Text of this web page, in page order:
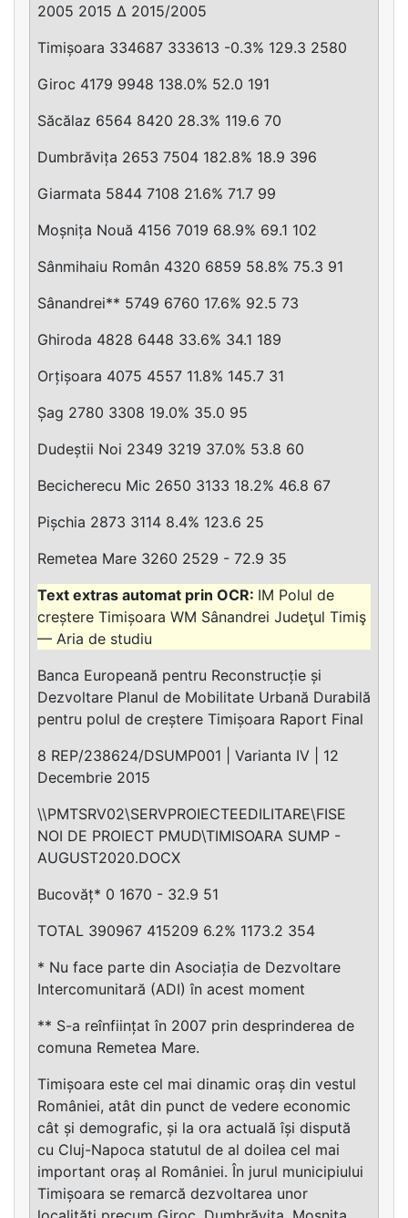
2005 2015 Δ 2015/2005
Timișoara 334687 333613 -0.3% 129.3 2580
Giroc 4179 9948 138.0% 52.0 191
Săcălaz 6564 8420 28.3% 119.6 70
Dumbrăvița 2653 7504 182.8% 18.9 396
Giarmata 5844 7108 21.6% 71.7 99
Moșnița Nouă 4156 7019 68.9% 69.1 102
Sânmihaiu Român 4320 6859 58.8% 75.3 91
Sânandrei** 5749 6760 17.6% 92.5 73
Ghiroda 4828 6448 33.6% 34.1 189
Orțișoara 4075 4557 11.8% 145.7 31
Șag 2780 3308 19.0% 35.0 95
Dudeștii Noi 2349 3219 37.0% 53.8 60
Becicherecu Mic 2650 3133 18.2% 46.8 67
Pișchia 2873 3114 8.4% 123.6 25
Remetea Mare 3260 2529 - 72.9 35
IM Polul de
creștere Timișoara WM Sânandrei Judeţul Timiş
— Aria de studiu
Banca Europeană pentru Reconstrucție și
Dezvoltare Planul de Mobilitate Urbană Durabilă
pentru polul de creștere Timișoara Raport Final
8 REP/238624/DSUMP001 | Varianta IV | 12
Decembrie 2015
\\PMTSRV02\SERVPROIECTEEDILITARE\FISE
NOI DE PROIECT PMUD\TIMISOARA SUMP -
AUGUST2020.DOCX
Bucovăț* 0 1670 - 32.9 51
TOTAL 390967 415209 6.2% 1173.2 354
* Nu face parte din Asociația de Dezvoltare
Intercomunitară (ADI) în acest moment
** S-a reînființat în 2007 prin desprinderea de
comuna Remetea Mare.
Timișoara este cel mai dinamic oraș din vestul
României, atât din punct de vedere economic
cât și demografic, și la ora actuală își dispută
cu Cluj-Napoca statutul de al doilea cel mai
important oraș al României. În jurul municipiului
Timișoara se remarcă dezvoltarea unor